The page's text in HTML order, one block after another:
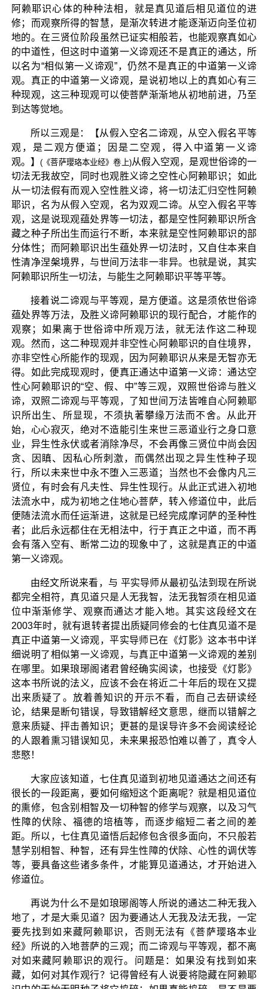
阿赖耶识心体的种种法相，就是真见道后相见道位的进
修；而观察所得的智慧，是渐次转进才能逐渐迈向圣位初
地的。在三贤位阶段虽然已证实相般若，也能观察真如心
的中道性，但这时中道第一义谛观还不是真正的通达，所
以名为“相似第一义谛观”，仍然不是真正的中道第一义谛
观。真正的中道第一义谛观，是说初地以上的真如心有三
种现观，这三种现观可以使菩萨渐渐地从初地前进，乃至
到达等觉地。
所以三观是：【从假入空名二谛观，从空入假名平等
观，是二观方便道；因是二空观，得入中道第一义谛
观。】(《菩萨璎珞本业经》卷上)从假入空观，是观世俗谛的一
切法无我故空，同时也观胜义谛之空性心阿赖耶识；如此
从一切法假有而观入空性胜义谛，将一切法汇归空性阿赖
耶识，名为从假入空观，名为双观二谛。从空入假名平等
观，这是说现观蕴处界等一切法，都是空性阿赖耶识所含
藏之种子所出生而运行不断，本来就是空性阿赖耶识的部
分体性；而阿赖耶识出生蕴处界一切法时，又自住本来自
性清净涅槃境界，与世间万法非一非异。也就是说，其实
阿赖耶识所生一切法，与能生之阿赖耶识平等平等。
接着说二谛观与平等观，是方便道。这是须依世俗谛
蕴处界等万法，及胜义谛阿赖耶识的现行配合，才能作的
观察；如果离于世俗谛中所观万法，就无法作这二种现
观。然而，这二种现观并非空性心阿赖耶识的自住境界，
亦非空性心所能作的现观，因为阿赖耶识从来是无智亦无
得。如此完成现观时，便真正通达中道第一义谛：通达空
性心阿赖耶识的“空、假、中”等三观，双照世俗谛与胜义
谛，双照二谛观与平等观，了知世间万法皆唯自心阿赖耶
识所出生、所显现，不须执著攀缘万法而不舍。从此开
始，心心寂灭，绝对不造能引生来世三恶道业行之身口意
业，异生性永伏或者消除净尽，不会再像三贤位中尚会因
贪、因瞋、因私心所刺激，而偶然出现之异生性种子现
行，所以未来世中永不堕入三恶道；当然也不会像内凡三
贤位，有时会有凡夫性、异生性现行。从此正式进入初地
法流水中，成为初地之住地心菩萨，转入修道位中，此后
便随法流水而任运渐进，这就是已经完成摩诃萨的圣种性
者；此后永远都住在无相法中，行于真正之中道，而不再
会有落入空有、断常二边的现象中了，这就是真正的中道
第一义谛观。
由经文所说来看，与 平实导师从最初弘法到现在所说
都完全相符，真见道只是人无我智，法无我智须在相见道
位中渐渐修学、观察而通达才能入地。其实这段经文在
2003年时，就有退转者提出质疑同修会的七住真见道不是
真正中道第一义谛观，平实导师已在《灯影》这本书中详
细说明了相似第一义谛观，与真正中道第一义谛观的差别
在哪里。如果琅琊阁诸君曾经确实阅读，也接受《灯影》
这本书所说的法义，应该不会在将近二十年后的现在又提
出来质疑了。放着善知识的开示不看，而自己去研读经
论，结果是断句错误，导致错解经文意思，继而以错解之
意来质疑、抨击善知识；更甚的是误导许多不会阅读经论
的人跟着熏习错误知见，未来果报恐怕难以善了，真令人
悲愍！
大家应该知道，七住真见道到初地见道通达之间还有
很长的一段距离，要如何缩短这个距离呢？就是相见道位
的熏修，包含别相智及一切种智的修学与观察，以及习气
性障的伏除、福德的培植等，而逐步缩短二者之间的差
距。所以，七住真见道悟后起修包含很多面向，不只般若
慧学别相智、种智，还有异生性障的伏除、心性的调伏等
等，要具备这些诸多条件，才能算见道通达，才开始进入
修道位。
再说为什么不是如琅琊阁等人所说的通达二种无我入
地了，才是大乘见道？因为要通达人无我及法无我，一定
要先找到如来藏阿赖耶识，否则无法有《菩萨璎珞本业
经》所说的入地菩萨的三观；而二谛观与平等观，都不离
对如来藏阿赖耶识的观行。问题是：如果没有找到如来
藏，如何对其作观行？记得曾经有人说要将隐藏在阿赖耶